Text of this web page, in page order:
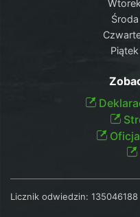
Wtorek
Środa
Piątek
Licznik odwiedzin: 135046188